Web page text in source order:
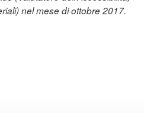
nel mese di ottobre 2017.